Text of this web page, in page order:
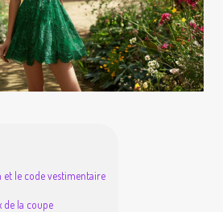
le code vestimentaire
de la coupe